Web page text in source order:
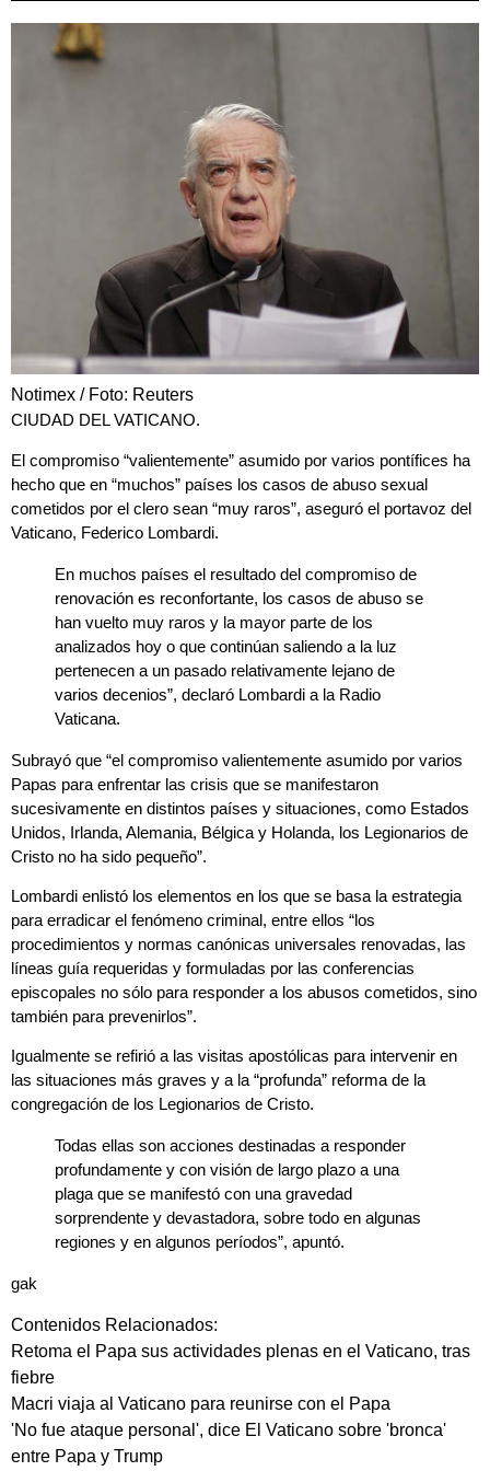
Notimex / Foto: Reuters
CIUDAD DEL VATICANO.
El compromiso “valientemente” asumido por varios pontífices ha
hecho que en “muchos” países los casos de abuso sexual
cometidos por el clero sean “muy raros”, aseguró el portavoz del
Vaticano, Federico Lombardi.
En muchos países el resultado del compromiso de
renovación es reconfortante, los casos de abuso se
han vuelto muy raros y la mayor parte de los
analizados hoy o que continúan saliendo a la luz
pertenecen a un pasado relativamente lejano de
varios decenios”, declaró Lombardi a la Radio
Vaticana.
Subrayó que “el compromiso valientemente asumido por varios
Papas para enfrentar las crisis que se manifestaron
sucesivamente en distintos países y situaciones, como Estados
Unidos, Irlanda, Alemania, Bélgica y Holanda, los Legionarios de
Cristo no ha sido pequeño”.
Lombardi enlistó los elementos en los que se basa la estrategia
para erradicar el fenómeno criminal, entre ellos “los
procedimientos y normas canónicas universales renovadas, las
líneas guía requeridas y formuladas por las conferencias
episcopales no sólo para responder a los abusos cometidos, sino
también para prevenirlos”.
Igualmente se refirió a las visitas apostólicas para intervenir en
las situaciones más graves y a la “profunda” reforma de la
congregación de los Legionarios de Cristo.
Todas ellas son acciones destinadas a responder
profundamente y con visión de largo plazo a una
plaga que se manifestó con una gravedad
sorprendente y devastadora, sobre todo en algunas
regiones y en algunos períodos”, apuntó.
gak
Contenidos Relacionados:
Retoma el Papa sus actividades plenas en el Vaticano, tras
fiebre
Macri viaja al Vaticano para reunirse con el Papa
'No fue ataque personal', dice El Vaticano sobre 'bronca'
entre Papa y Trump